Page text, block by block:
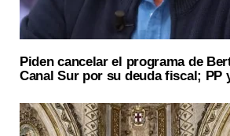
Piden cancelar el programa de
Canal Sur por su deuda fiscal; PP